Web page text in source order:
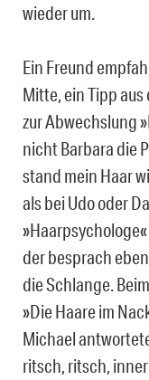
wieder um.
Ein Freund
Mitte, ein Tipp
zur Abwechslung
nicht Barbara die
stand mein Haar
als bei Udo oder
der besprach
die Schlange.
»Die Haare im
Michael
ritsch, ritsch,